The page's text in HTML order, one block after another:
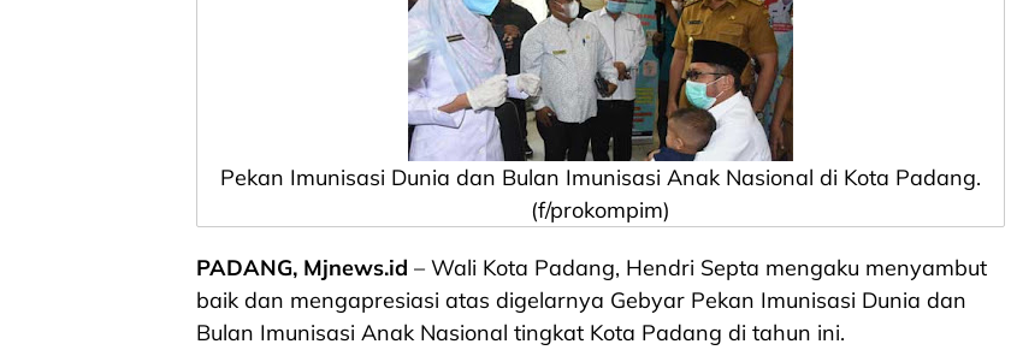
Pekan Imunisasi Dunia dan Bulan Imunisasi Anak Nasional di Kota Padang.
(f/prokompim)
PADANG, Mjnews.id – Wali Kota Padang, Hendri Septa mengaku menyambut
baik dan mengapresiasi atas digelarnya Gebyar Pekan Imunisasi Dunia dan
Bulan Imunisasi Anak Nasional tingkat Kota Padang di tahun ini.